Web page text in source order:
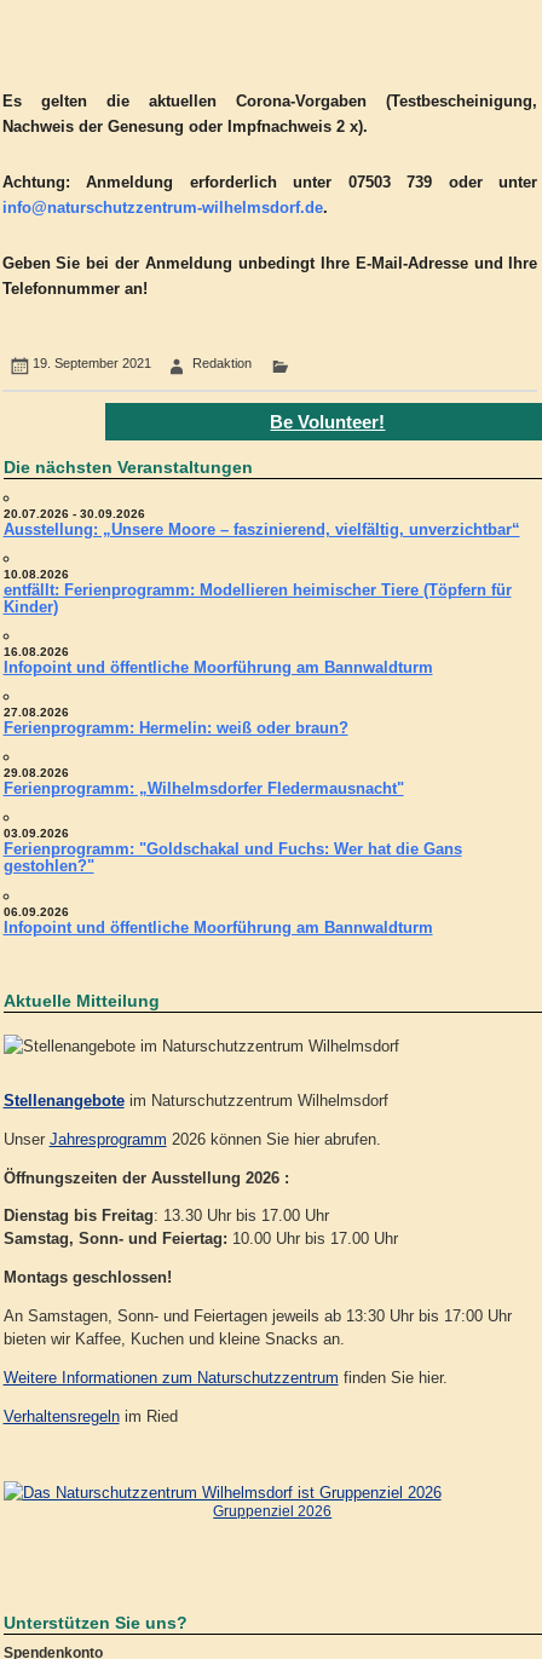
Es gelten die aktuellen Corona-Vorgaben (Testbescheinigung,
Nachweis der Genesung oder Impfnachweis 2 x).
Achtung:Anmeldung erforderlich unter 07503 739 oder unter
info@naturschutzzentrum-wilhelmsdorf.de.
Geben Sie bei der Anmeldung unbedingt Ihre E-Mail-Adresse und Ihre
Telefonnummer an!
19. September 2021 Redaktion
Be Volunteer!
Die nächsten Veranstaltungen
20.07.2026 - 30.09.2026
Ausstellung: „Unsere Moore – faszinierend, vielfältig, unverzichtbar“
10.08.2026
entfällt: Ferienprogramm: Modellieren heimischer Tiere (Töpfern für
Kinder)
16.08.2026
Infopoint und öffentliche Moorführung am Bannwaldturm
27.08.2026
Ferienprogramm: Hermelin: weiß oder braun?
29.08.2026
Ferienprogramm: „Wilhelmsdorfer Fledermausnacht"
03.09.2026
Ferienprogramm: "Goldschakal und Fuchs: Wer hat die Gans
gestohlen?"
06.09.2026
Infopoint und öffentliche Moorführung am Bannwaldturm
Aktuelle Mitteilung
Stellenangeboteim Naturschutzzentrum Wilhelmsdorf
Unser Jahresprogramm 2026 können Sie hier abrufen.
Öffnungszeiten der Ausstellung 2026 :
Dienstag bis Freitag: 13.30 Uhr bis 17.00 Uhr
Samstag, Sonn- und Feiertag: 10.00 Uhr bis 17.00 Uhr
Montags geschlossen!
An Samstagen, Sonn- und Feiertagen jeweils ab 13:30 Uhr bis 17:00 Uhr
bieten wir Kaffee, Kuchen und kleine Snacks an.
Weitere Informationen zum Naturschutzzentrum finden Sie hier.
Verhaltensregelnim Ried
Gruppenziel 2026
Unterstützen Sie uns?
Spendenkonto